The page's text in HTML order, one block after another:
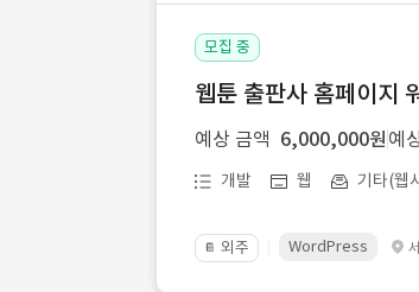
모집 중
웹툰 출판사 홈페이지
예상 금액 6,000,000원 예
개발 웹 기타(웹
📔 외주 WordPress